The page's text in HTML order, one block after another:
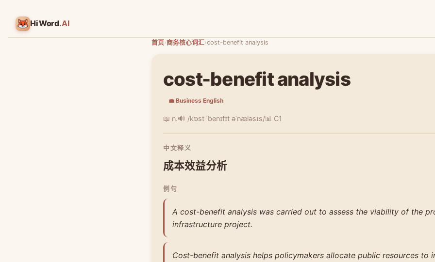
HiWord.AI
首页›商务核心词汇›cost-benefit analysis
cost-benefit analysis
💼 Business English
📖 n.🔊 /kɒst ˈbenɪfɪt əˈnæləsɪs/📊 C1
中文释义
成本效益分析
例句
A cost-benefit analysis was carried out to assess the viability of the
infrastructure project.
Cost-benefit analysis helps policymakers allocate public resources to